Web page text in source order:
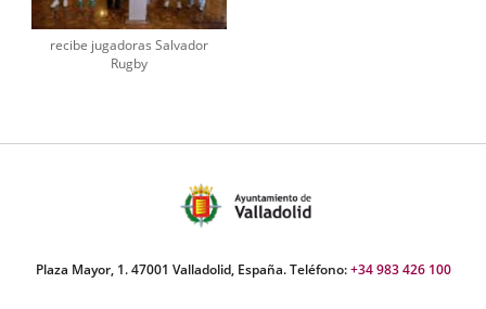
recibe jugadoras Salvador
Rugby
Plaza Mayor, 1. 47001 Valladolid, España. Teléfono:+34 983 426 100